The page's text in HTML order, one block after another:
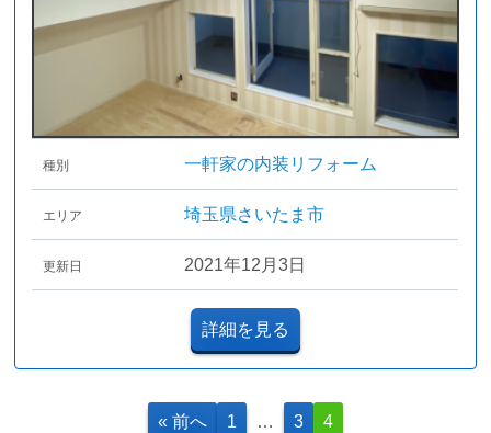
種別 一軒家の内装リフォーム
エリア 埼玉県さいたま市
更新日 2021年12月3日
詳細を見る
« 前へ 1 … 3 4